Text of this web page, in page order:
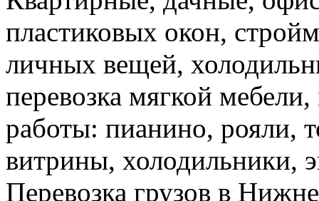
пластиковых окон,
личных вещей,
перевозка мягкой
работы: пианино, рояли,
витрины, холодильники,
Перевозка грузов в